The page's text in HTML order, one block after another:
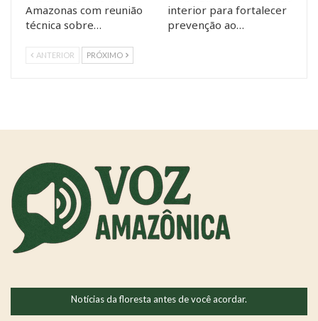
Amazonas com reunião
técnica sobre…
interior para fortalecer
prevenção ao…
ANTERIOR PRÓXIMO
Notícias da floresta antes de você acordar.